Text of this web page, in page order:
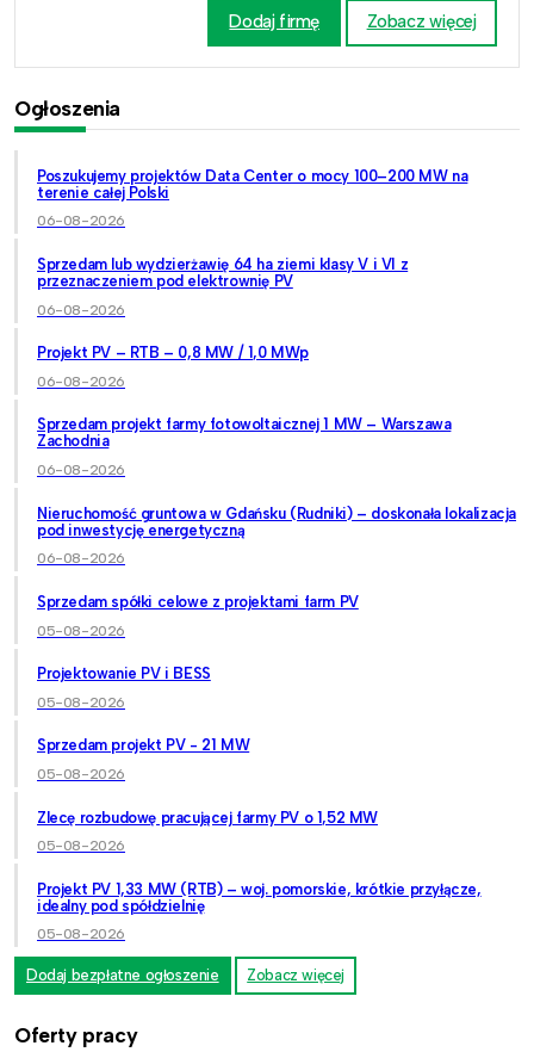
Dodaj firmę Zobacz więcej
Ogłoszenia
Poszukujemy projektów Data Center o mocy 100–200 MW na
terenie całej Polski
06-08-2026
Sprzedam lub wydzierżawię 64 ha ziemi klasy V i VI z
przeznaczeniem pod elektrownię PV
06-08-2026
Projekt PV – RTB – 0,8 MW / 1,0 MWp
06-08-2026
Sprzedam projekt farmy fotowoltaicznej 1 MW – Warszawa
Zachodnia
06-08-2026
Nieruchomość gruntowa w Gdańsku (Rudniki) – doskonała lokalizacja
pod inwestycję energetyczną
06-08-2026
Sprzedam spółki celowe z projektami farm PV
05-08-2026
Projektowanie PV i BESS
05-08-2026
Sprzedam projekt PV - 21 MW
05-08-2026
Zlecę rozbudowę pracującej farmy PV o 1,52 MW
05-08-2026
Projekt PV 1,33 MW (RTB) – woj. pomorskie, krótkie przyłącze,
idealny pod spółdzielnię
05-08-2026
Dodaj bezpłatne ogłoszenie Zobacz więcej
Oferty pracy